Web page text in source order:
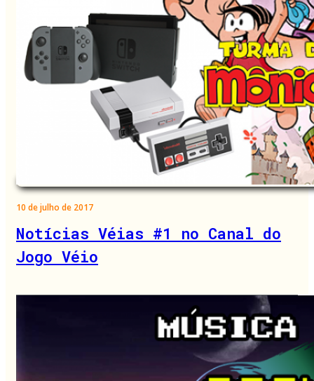
10 de julho de 2017
Notícias Véias #1 no Canal do
Jogo Véio